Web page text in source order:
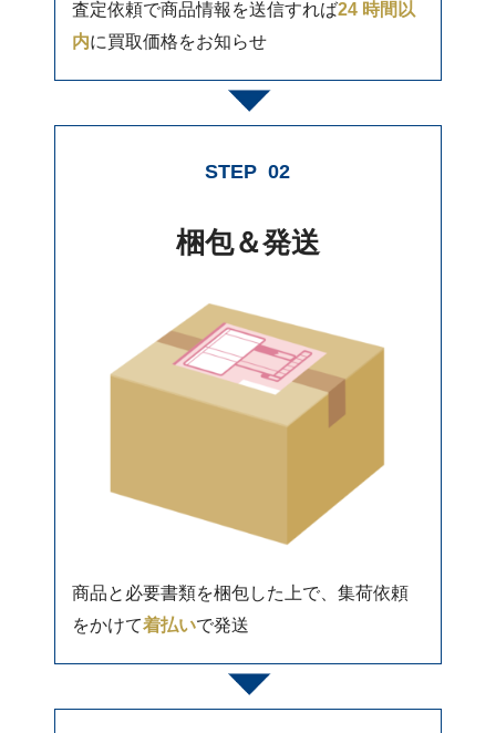
査定依頼で商品情報を送信すれば24 時間以
内に買取価格をお知らせ
STEP 02
梱包＆発送
商品と必要書類を梱包した上で、集荷依頼
をかけて着払いで発送